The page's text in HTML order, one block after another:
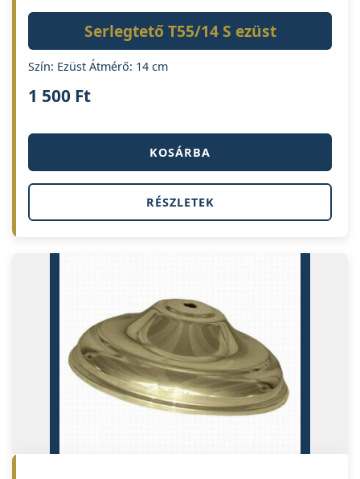
Serlegtető T55/14 S ezüst
Szín: Ezüst Átmérő: 14 cm
1 500 Ft
KOSÁRBA
RÉSZLETEK